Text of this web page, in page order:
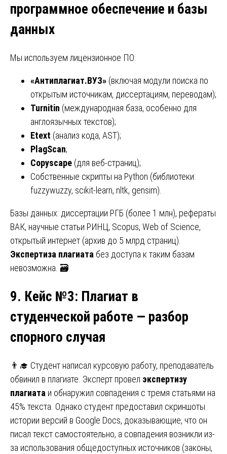
программное обеспечение и базы
данных
Мы используем лицензионное ПО:
«Антиплагиат.ВУЗ» (включая модули поиска по
открытым источникам, диссертациям, переводам);
Turnitin (международная база, особенно для
англоязычных текстов);
Etext (анализ кода, AST);
PlagScan;
Copyscape (для веб-страниц);
Собственные скрипты на Python (библиотеки:
fuzzywuzzy, scikit-learn, nltk, gensim).
Базы данных: диссертации РГБ (более 1 млн), рефераты
ВАК, научные статьи РИНЦ, Scopus, Web of Science,
открытый интернет (архив до 5 млрд страниц).
Экспертиза плагиата без доступа к таким базам
невозможна. 🗃️
9. Кейс №3: Плагиат в
студенческой работе — разбор
спорного случая
👨‍🎓 Студент написал курсовую работу, преподаватель
обвинил в плагиате. Эксперт провел экспертизу
плагиата и обнаружил совпадения с тремя статьями на
45% текста. Однако студент предоставил скриншоты
истории версий в Google Docs, доказывающие, что он
писал текст самостоятельно, а совпадения возникли из-
за использования общедоступных источников (законы,